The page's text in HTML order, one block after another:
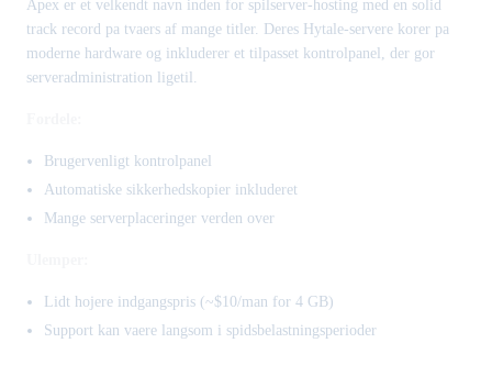
Apex er et velkendt navn inden for spilserver-hosting med en solid
track record pa tvaers af mange titler. Deres Hytale-servere korer pa
moderne hardware og inkluderer et tilpasset kontrolpanel, der gor
serveradministration ligetil.
Brugervenligt kontrolpanel
Automatiske sikkerhedskopier inkluderet
Mange serverplaceringer verden over
Lidt hojere indgangspris (~$10/man for 4 GB)
Support kan vaere langsom i spidsbelastningsperioder